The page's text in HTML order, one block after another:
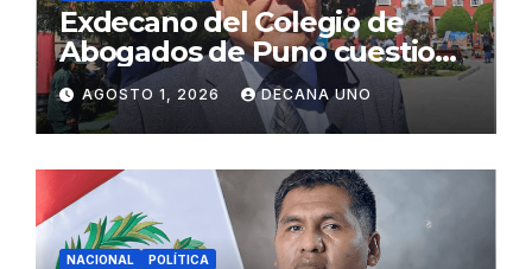
Exdecano del Colegio de
Abogados de Puno cuestiona
propuestas sobre seguridad
ciudadana
AGOSTO 1, 2026 DECANA UNO
NACIONAL POLÍTICA